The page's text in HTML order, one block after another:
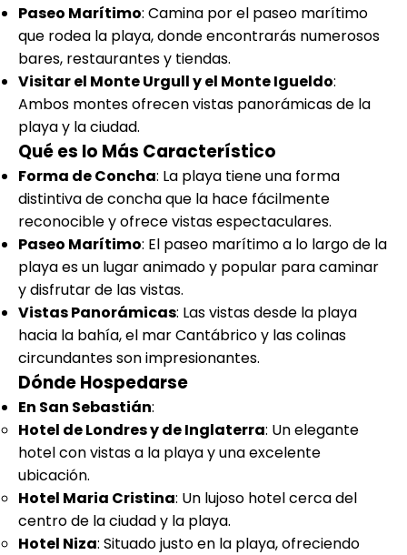
Paseo Marítimo: Camina por el paseo marítimo
que rodea la playa, donde encontrarás numerosos
bares, restaurantes y tiendas.
Visitar el Monte Urgull y el Monte Igueldo:
Ambos montes ofrecen vistas panorámicas de la
playa y la ciudad.
Qué es lo Más Característico
Forma de Concha: La playa tiene una forma
distintiva de concha que la hace fácilmente
reconocible y ofrece vistas espectaculares.
Paseo Marítimo: El paseo marítimo a lo largo de la
playa es un lugar animado y popular para caminar
y disfrutar de las vistas.
Vistas Panorámicas: Las vistas desde la playa
hacia la bahía, el mar Cantábrico y las colinas
circundantes son impresionantes.
Dónde Hospedarse
En San Sebastián:
Hotel de Londres y de Inglaterra: Un elegante
hotel con vistas a la playa y una excelente
ubicación.
Hotel Maria Cristina: Un lujoso hotel cerca del
centro de la ciudad y la playa.
Hotel Niza: Situado justo en la playa, ofreciendo